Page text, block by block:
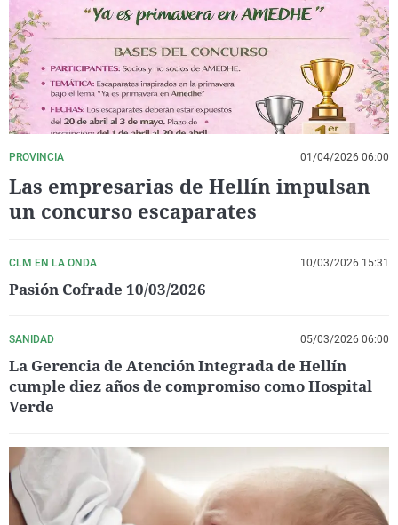
La rosa de los vientos
Gente viajera
Como el perro y el
Caso
Retornados
Equipo de
Operación Viuda
Extremadura
Galicia
La Rioja
Navarra
País Vasco
Virales
Televisión
Elecciones
PROVINCIA 01/04/2026 06:00
Las empresarias de Hellín impulsan
un concurso escaparates
CLM EN LA ONDA 10/03/2026 15:31
Pasión Cofrade 10/03/2026
SANIDAD 05/03/2026 06:00
La Gerencia de Atención Integrada de Hellín
cumple diez años de compromiso como Hospital
Verde